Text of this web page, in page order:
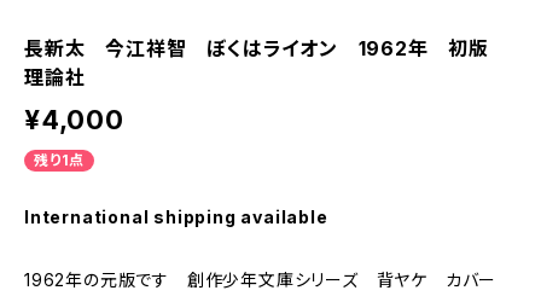
長新太 今江祥智 ぼくはライオン 1962年 初版
理論社
¥4,000
残り1点
International shipping available
1962年の元版です 創作少年文庫シリーズ 背ヤケ カバー